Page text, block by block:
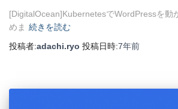
[DigitalOcean]KubernetesでWordPressを動
めま 続きを読む
投稿者:adachi.ryo 投稿日時:7年前